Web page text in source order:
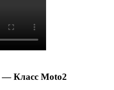
— Класс Moto2